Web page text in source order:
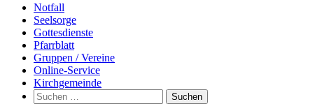
Notfall
Seelsorge
Gottesdienste
Pfarrblatt
Gruppen / Vereine
Online-Service
Kirchgemeinde
Suchen
nach: